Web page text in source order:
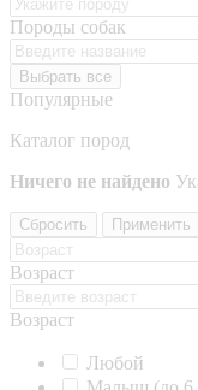
Породы собак
Выбрать все
Популярные
Каталог пород
Ничего не найдено
Сбросить Применить
Возраст
Возраст
Любой